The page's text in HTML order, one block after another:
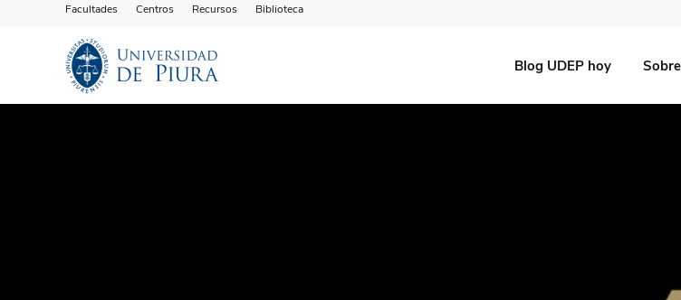
Facultades Centros Recursos Biblioteca
Blog UDEP hoy